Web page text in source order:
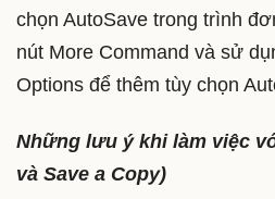
chọn AutoSave trong trình
nút More Command và sử
Options để thêm tùy chọn
Những lưu ý khi làm việc
và Save a Copy)